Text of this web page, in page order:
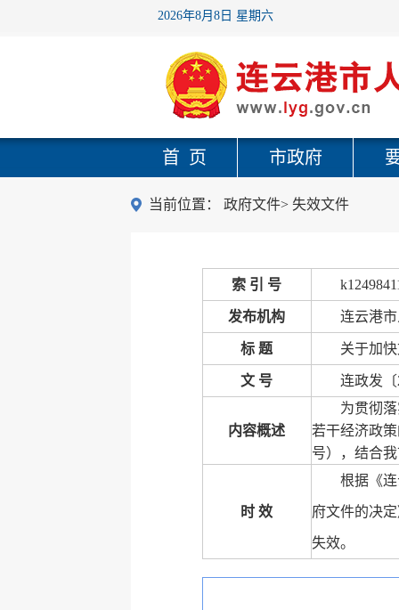
2026年8月8日 星期六
首 页 市政府
当前位置： 政府文件> 失效文件
索 引 号
发布机构 连云港
标 题 关于加
文 号 连政发〔
内容概述
为贯彻
若干经济政
号），结合
时 效
根据《
府文件的决
失效。